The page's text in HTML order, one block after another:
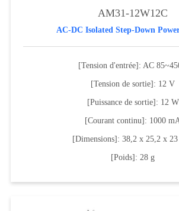
AM31-12W12C
AC-DC Isolated Step-Down
[Tension d'entrée]: AC
[Tension de sortie]: 12 V
[Puissance de sortie]: 12 W
[Courant continu]: 1000
[Dimensions]: 38,2 x 25,2 x
[Poids]: 28 g